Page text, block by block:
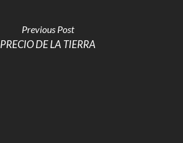
Previous Post
PRECIO DE LA TIERRA